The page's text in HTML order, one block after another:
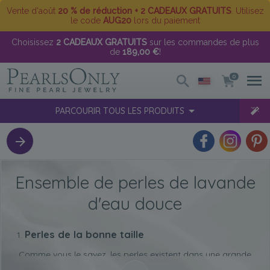
Vente d'août 20 % de réduction + 2 CADEAUX GRATUITS. Utilisez
le code AUG20lors du paiement
Choisissez 2 CADEAUX GRATUITSsur les commandes de plus
de 189,00 €!
0
PARCOURIR TOUS LES PRODUITS
Ensemble de perles de lavande
d'eau douce
Perles de la bonne taille
Comme vous le savez, les perles existent dans une grande